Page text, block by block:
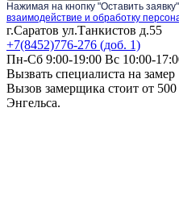
Нажимая на кнопку "Оставить
взаимодействие и обработку
г.Саратов ул.Танкистов д.55
+7(8452)776-276 (доб. 1)
Пн-Сб 9:00-19:00 Вс 10:00-
Вызвать специалиста на замер
Вызов замерщика стоит от
Энгельса.